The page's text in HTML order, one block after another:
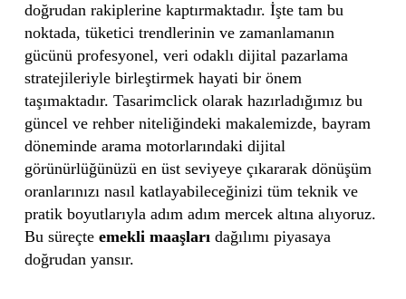
doğrudan rakiplerine kaptırmaktadır. İşte tam bu
noktada, tüketici trendlerinin ve zamanlamanın
gücünü profesyonel, veri odaklı dijital pazarlama
stratejileriyle birleştirmek hayati bir önem
taşımaktadır. Tasarimclick olarak hazırladığımız bu
güncel ve rehber niteliğindeki makalemizde, bayram
döneminde arama motorlarındaki dijital
görünürlüğünüzü en üst seviyeye çıkararak dönüşüm
oranlarınızı nasıl katlayabileceğinizi tüm teknik ve
pratik boyutlarıyla adım adım mercek altına alıyoruz.
Bu süreçte emekli maaşlarıdağılımı piyasaya
doğrudan yansır.